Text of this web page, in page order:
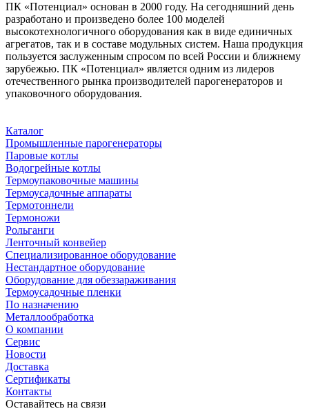
ПК «Потенциал» основан в 2000 году. На сегодняшний день
разработано и произведено более 100 моделей
высокотехнологичного оборудования как в виде единичных
агрегатов, так и в составе модульных систем. Наша продукция
пользуется заслуженным спросом по всей России и ближнему
зарубежью. ПК «Потенциал» является одним из лидеров
отечественного рынка производителей парогенераторов и
упаковочного оборудования.
Каталог
Промышленные парогенераторы
Паровые котлы
Водогрейные котлы
Термоупаковочные машины
Термоусадочные аппараты
Термотоннели
Термоножи
Рольганги
Ленточный конвейер
Специализированное оборудование
Нестандартное оборудование
Оборудование для обеззараживания
Термоусадочные пленки
По назначению
Металлообработка
О компании
Сервис
Новости
Доставка
Сертификаты
Контакты
Оставайтесь на связи